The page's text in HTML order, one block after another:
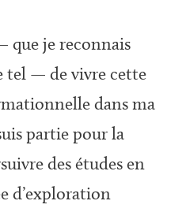
que je reconnais
tel — de vivre cette
dans ma
partie pour la
des études en
d’exploration